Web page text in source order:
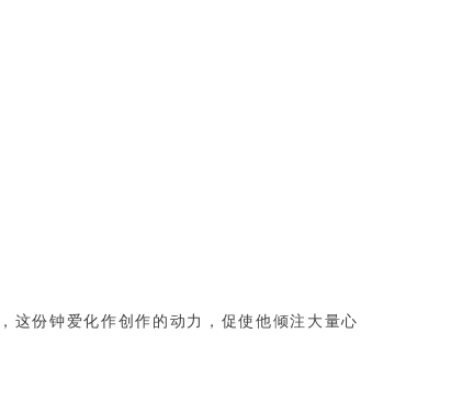
这份钟爱化作创作的动力，促使他倾注大量心